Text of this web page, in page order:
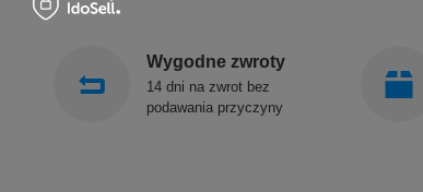
Wygodne zwroty
14 dni na zwrot bez
podawania przyczyny